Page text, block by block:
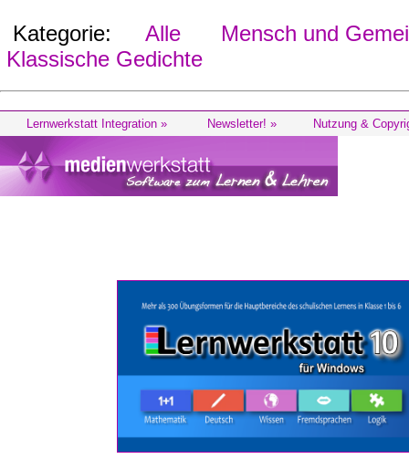
Kategorie: Alle
Mensch und
Klassische Gedichte
Lernwerkstatt Integration » Newsletter! » Nutzung &